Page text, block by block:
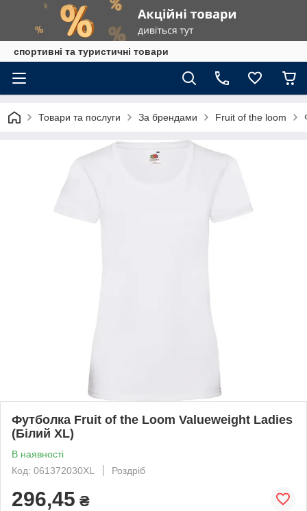
спортивні та туристичні товари
Товари та послуги За брендами Fruit of the loom
Футболка Fruit of the Loom Valueweight Ladies
(Білий XL)
В наявності
Код: 061372030XL
Роздріб
296,45 ₴